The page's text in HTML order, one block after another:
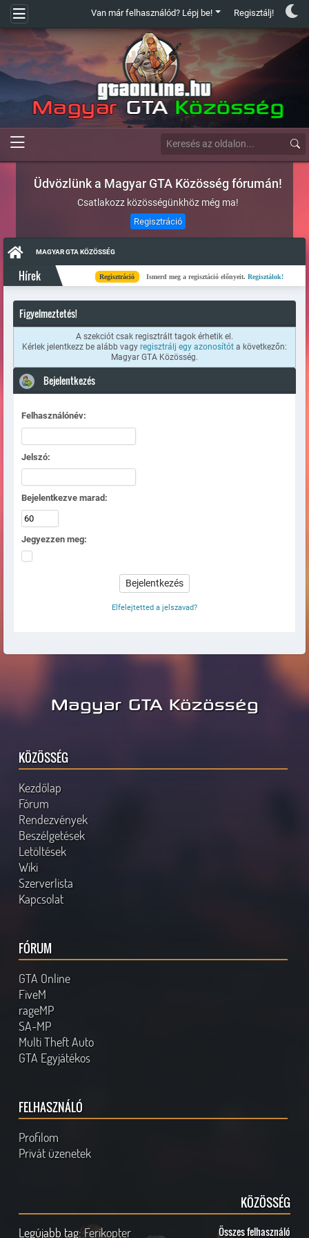
Van már felhasználód? Lépj be! Regisztálj!
Üdvözlünk a Magyar GTA Közösség fórumán!
Csatlakozz közösségünkhöz még ma!
Regisztráció
MAGYAR GTA KÖZÖSSÉG
Hírek Regisztráció Ismerd meg a regisztáció előnyeit.Regisztálok!
Figyelmeztetés!
A szekciót csak regisztrált tagok érhetik el.
Kérlek jelentkezz be alább vagy regisztrálj egy azonosítót a következőn:
Magyar GTA Közösség.
Bejelentkezés
Felhasználónév:
Jelszó:
Bejelentkezve marad:
Jegyezzen meg:
Elfelejtetted a jelszavad?
Magyar GTA Közösség
KÖZÖSSÉG
Kezdőlap
Fórum
Rendezvények
Beszélgetések
Letöltések
Wiki
Szerverlista
Kapcsolat
FÓRUM
GTA Online
FiveM
rageMP
SA-MP
Multi Theft Auto
GTA Egyjátékos
FELHASZNÁLÓ
Profilom
Privát üzenetek
KÖZÖSSÉG
Legújabb tag:Ferikopter Összes felhasználó